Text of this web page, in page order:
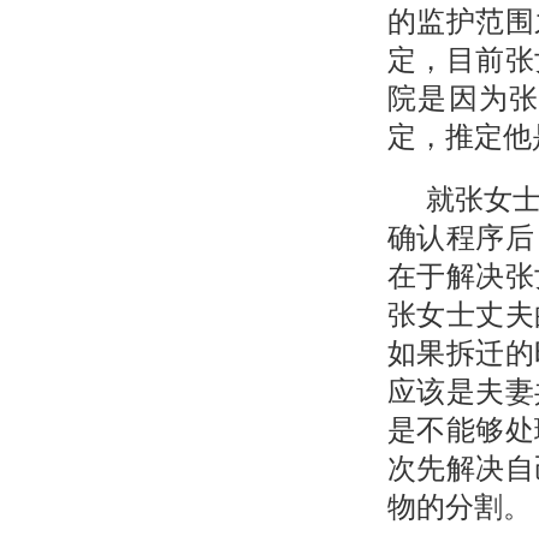
的监护范
定，目前
院是因为
定，推定
就张女
确认程序
在于解决
张女士丈
如果拆迁
应该是夫
是不能够
次先解决
物的分割。